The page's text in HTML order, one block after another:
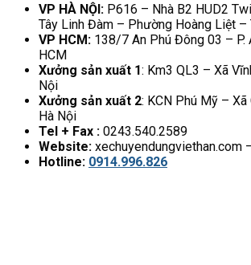
VP HÀ NỘI: P616 – Nhà B2 HUD2
Tây Linh Đàm – Phường Hoàng Liệt –
VP HCM: 138/7 An Phú Đông 03 – P.
HCM
Xưởng sản xuất 1: Km3 QL3 – Xã
Nội
Xưởng sản xuất 2: KCN Phú Mỹ –
Hà Nội
Tel + Fax : 0243.540.2589
Website: xechuyendungviethan.com
Hotline: 0914.996.826